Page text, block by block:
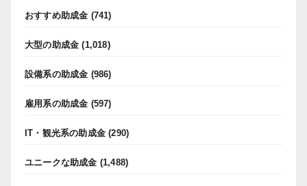
おすすめ助成金 (741)
大型の助成金 (1,018)
設備系の助成金 (986)
雇用系の助成金 (597)
IT・観光系の助成金 (290)
ユニークな助成金 (1,488)